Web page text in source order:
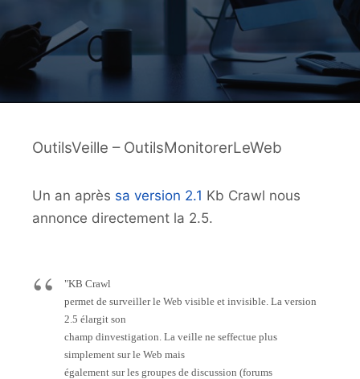
OutilsVeille – OutilsMonitorerLeWeb
Un an après sa version 2.1 Kb Crawl nous
annonce directement la 2.5.
"KB Crawl
permet de surveiller le Web visible et invisible. La version
2.5 élargit son
champ dinvestigation. La veille ne seffectue plus
simplement sur le Web mais
également sur les groupes de discussion (forums